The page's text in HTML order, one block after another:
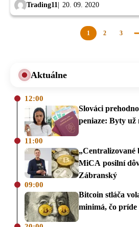
Trading11 20. 09. 2020
1 2 3
Aktuálne
12:00
Slováci
peniaze: Byty už
11:00
„Centralizované
MiCA posilní
Zábranský
09:00
Bitcoin stláča
minimá, čo príde